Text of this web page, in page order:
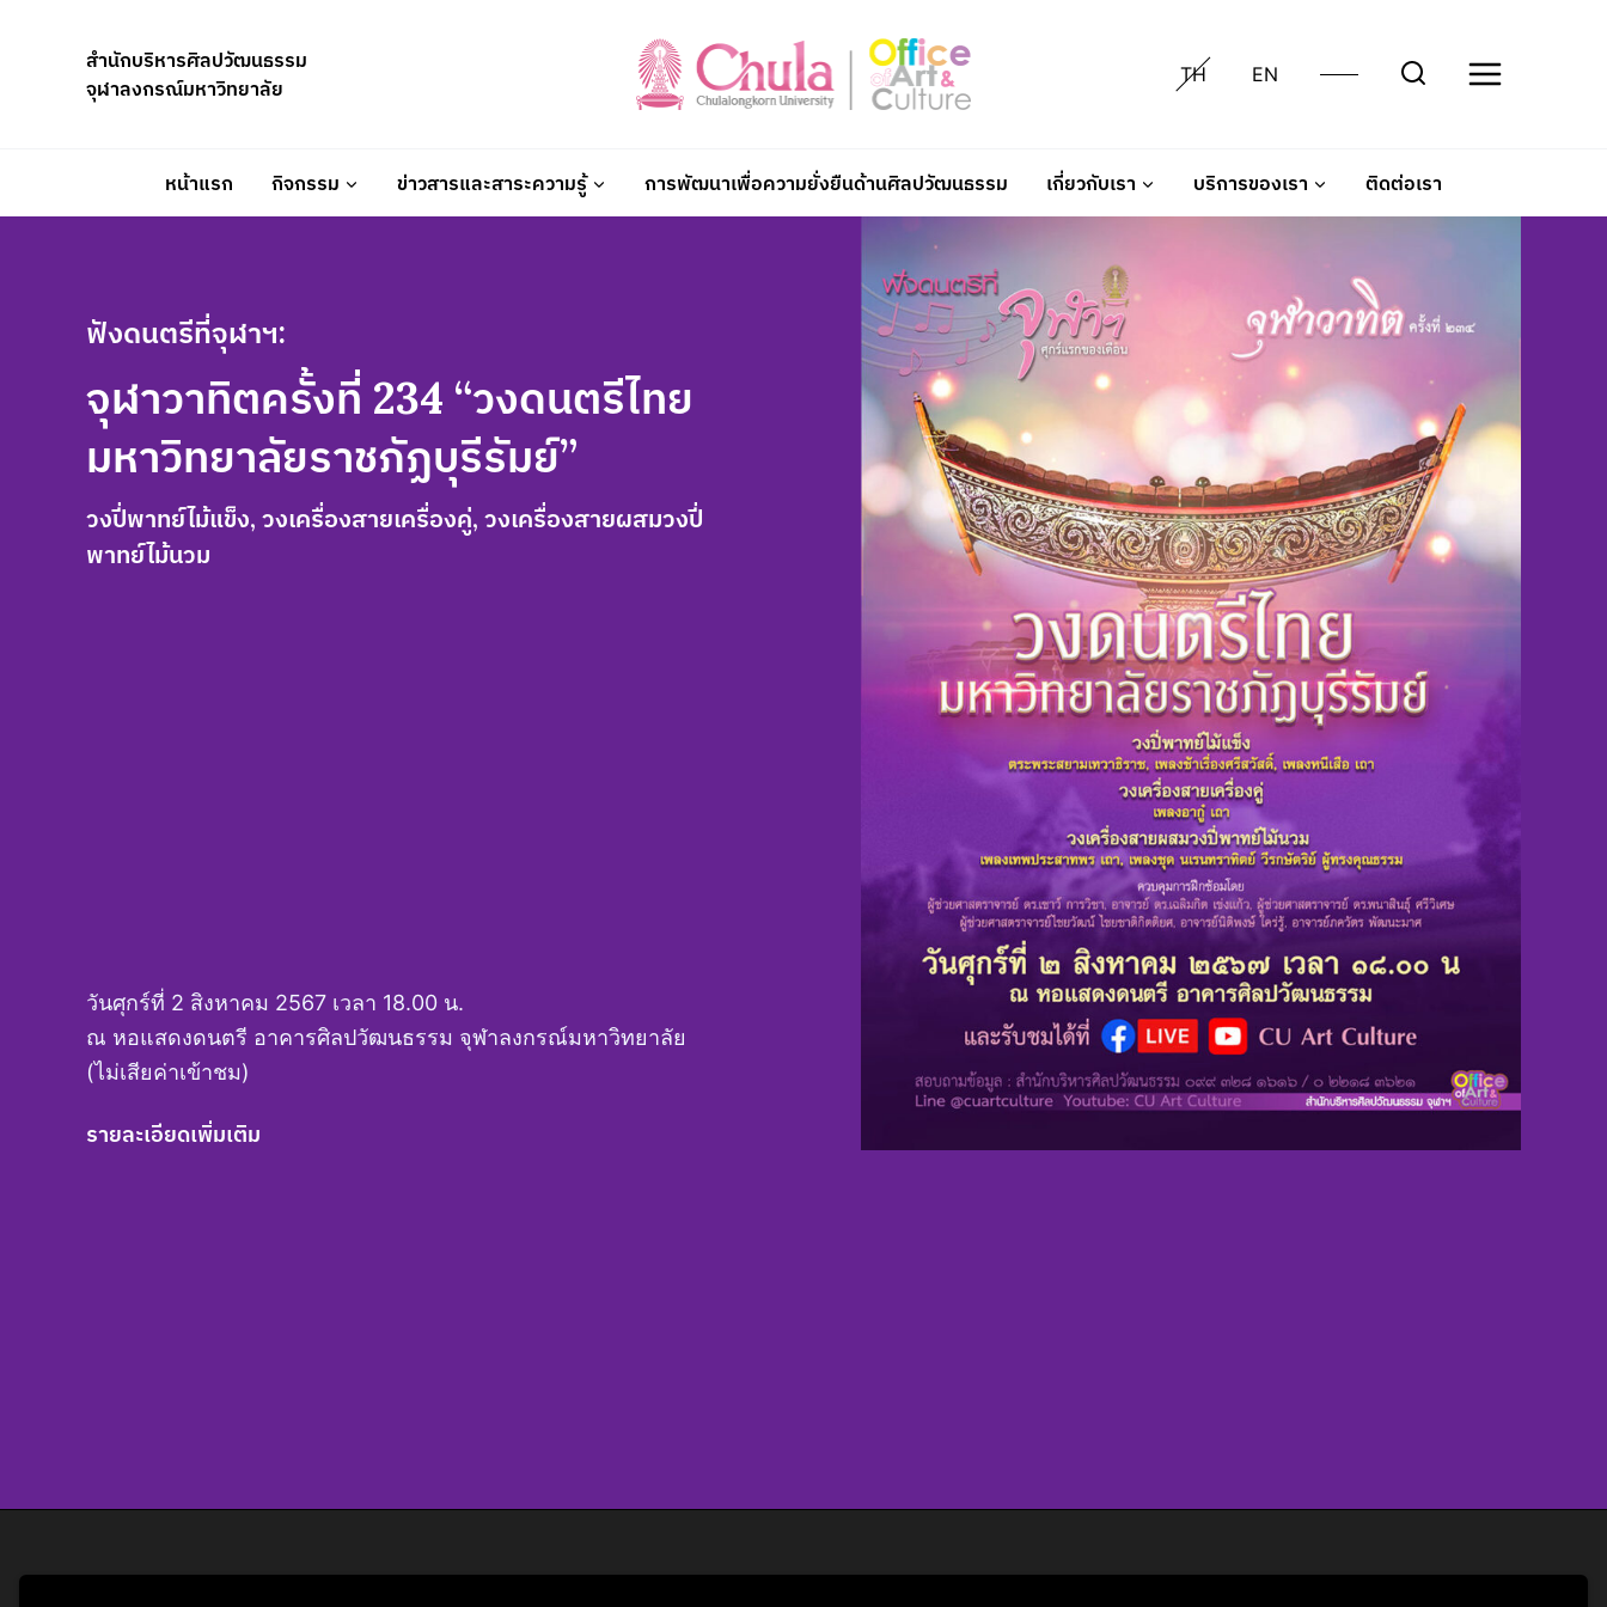
สำนักบริหารศิลปวัฒนธรรม
จุฬาลงกรณ์มหาวิทยาลัย
TH EN
หน้าแรก กิจกรรม ข่าวสารและสาระความรู้ การพัฒนาเพื่อความยั่งยืนด้านศิลปวัฒนธรรม เกี่ยวกับเรา บริการของเรา ติดต่อเรา
ฟังดนตรีที่จุฬาฯ:
จุฬาวาทิตครั้งที่ 234 “วงดนตรีไทย
มหาวิทยาลัยราชภัฏบุรีรัมย์”
วงปี่พาทย์ไม้แข็ง, วงเครื่องสายเครื่องคู่, วงเครื่องสายผสมวงปี่
พาทย์ไม้นวม
วันศุกร์ที่ 2 สิงหาคม 2567 เวลา 18.00 น.
ณ หอแสดงดนตรี อาคารศิลปวัฒนธรรม จุฬาลงกรณ์มหาวิทยาลัย
(ไม่เสียค่าเข้าชม)
รายละเอียดเพิ่มเติม